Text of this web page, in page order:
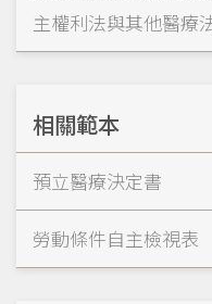
主權利法與其他醫療
相關範本
預立醫療決定書
勞動條件自主檢視表